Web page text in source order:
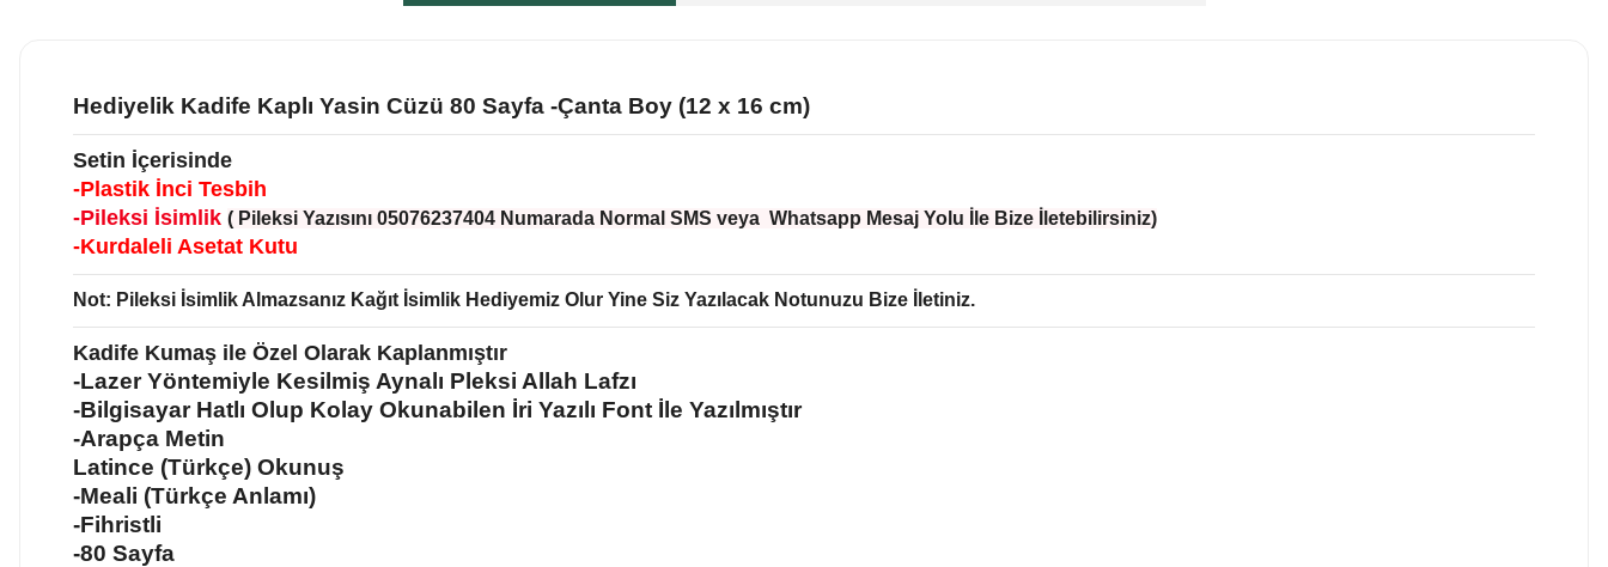
Hediyelik Kadife Kaplı Yasin Cüzü 80 Sayfa -Çanta Boy (12 x 16 cm)
Setin İçerisinde
-Plastik İnci Tesbih
-Pileksi İsimlik ( Pileksi Yazısını 05076237404 Numarada Normal SMS veya Whatsapp Mesaj Yolu İle Bize İletebilirsiniz)
-Kurdaleli Asetat Kutu
Not: Pileksi İsimlik Almazsanız Kağıt İsimlik Hediyemiz Olur Yine Siz Yazılacak Notunuzu Bize İletiniz.
Kadife Kumaş ile Özel Olarak Kaplanmıştır
-Lazer Yöntemiyle Kesilmiş Aynalı Pleksi Allah Lafzı
-Bilgisayar Hatlı Olup Kolay Okunabilen İri Yazılı Font İle Yazılmıştır
-Arapça Metin
Latince (Türkçe) Okunuş
-Meali (Türkçe Anlamı)
-Fihristli
-80 Sayfa